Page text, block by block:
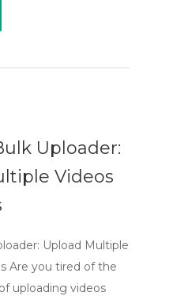
Uploader:
Videos
Upload Multiple
Are you tired of the
uploading videos